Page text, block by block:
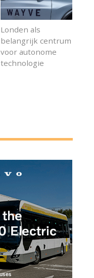
Londen als
belangrijk centrum
voor autonome
technologie